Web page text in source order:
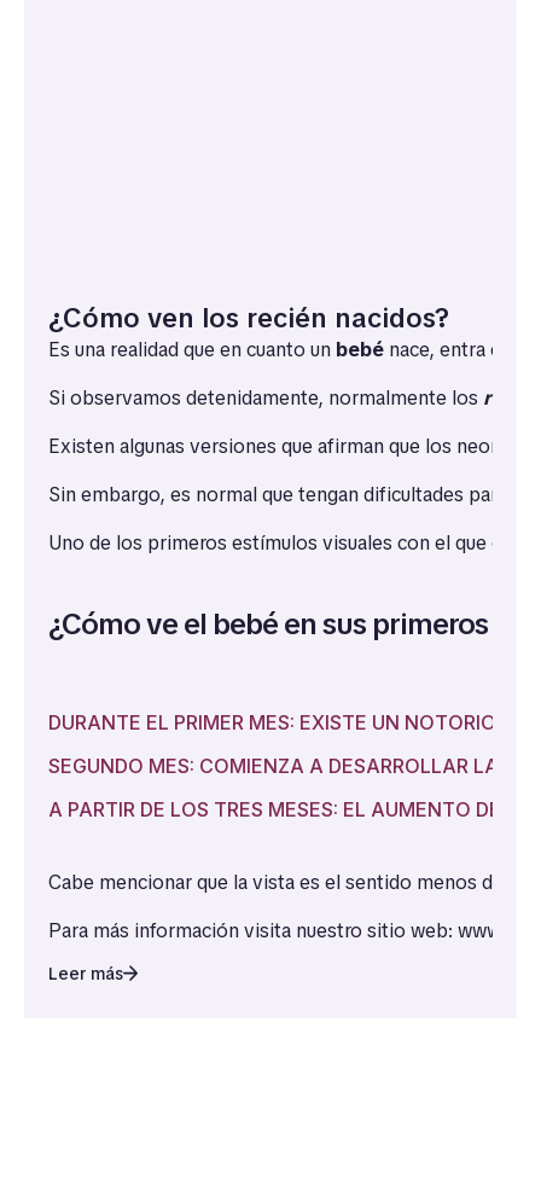
¿Cómo ven los recién nacidos?
Es una realidad que en cuanto un bebé nace, entra en
Si observamos detenidamente, normalmente los
Existen algunas versiones que afirman que los
Sin embargo, es normal que tengan dificultades para
Uno de los primeros estímulos visuales con el que
¿Cómo ve el bebé en sus primeros
DURANTE EL PRIMER MES: EXISTE UN NOTORIO
SEGUNDO MES: COMIENZA A DESARROLLAR LA
A PARTIR DE LOS TRES MESES: EL AUMENTO DEL
A PARTIR DE LOS SIETE MESES: EN ESTE PUNTO
Cabe mencionar que la vista es el sentido menos
Para más información visita nuestro sitio web:
Leer más